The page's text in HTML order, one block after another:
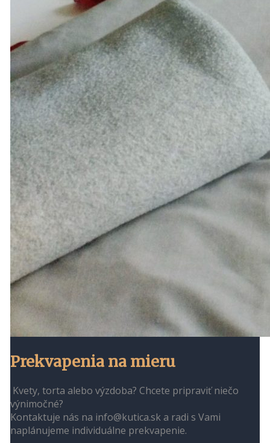
Prekvapenia na mieru
Kvety, torta alebo výzdoba? Chcete pripraviť niečo
výnimočné?
Kontaktuje nás na info@kutica.sk a radi s Vami
naplánujeme individuálne prekvapenie.